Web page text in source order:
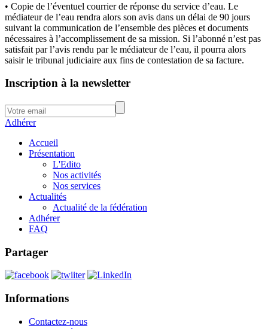
• Copie de l’éventuel courrier de réponse du service d’eau. Le
médiateur de l’eau rendra alors son avis dans un délai de 90 jours
suivant la communication de l’ensemble des pièces et documents
nécessaires à l’accomplissement de sa mission. Si l’abonné n’est pas
satisfait par l’avis rendu par le médiateur de l’eau, il pourra alors
saisir le tribunal judiciaire aux fins de contestation de sa facture.
Inscription à la newsletter
Adhérer
Accueil
Présentation
L'Edito
Nos activités
Nos services
Actualités
Actualité de la fédération
Adhérer
FAQ
Partager
Informations
Contactez-nous